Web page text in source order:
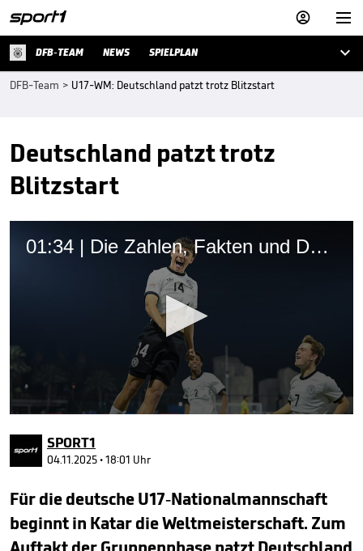


DFB-TEAM NEWS SPIELPLAN 
DFB-Team > U17-WM: Deutschland patzt trotz Blitzstart
Deutschland patzt trotz
Blitzstart
01:34 | Die Zahlen, Fakten und DFB-Talente zur U17-WM
seconds
of
minute,
seconds
SPORT1
04.11.2025 • 18:01 Uhr
Für die deutsche U17-Nationalmannschaft
beginnt in Katar die Weltmeisterschaft. Zum